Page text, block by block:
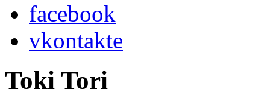
facebook
vkontakte
Toki Tori